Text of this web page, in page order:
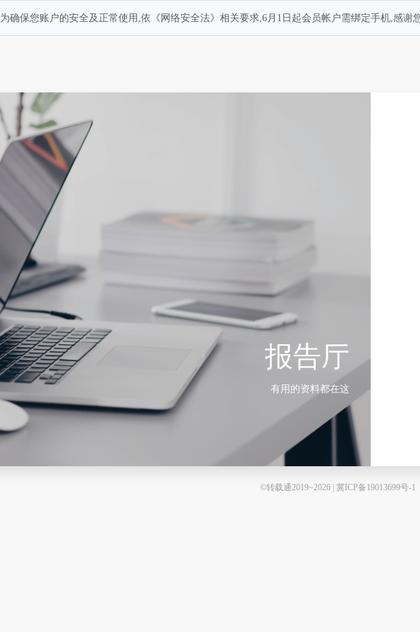
为确保您账户的安全及正常使用,依《网络安全法》相关要求,6月1日起会员帐户需绑定手机,感谢
报告厅
有用的资料都在这
©转载通2019~2026 | 冀ICP备19013699号-1